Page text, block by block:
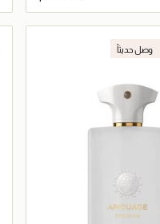
جاري تحميل التفاصيل
وصل حديثاً